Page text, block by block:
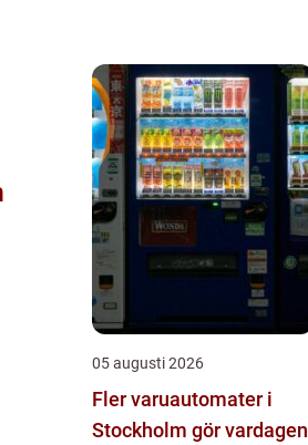
05 augusti 2026
Fler varuautomater i
Stockholm gör vardagen